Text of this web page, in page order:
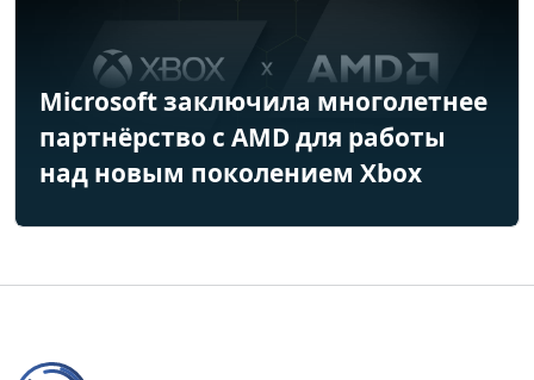
Microsoft заключила многолетнее
партнёрство с AMD для работы
над новым поколением Xbox